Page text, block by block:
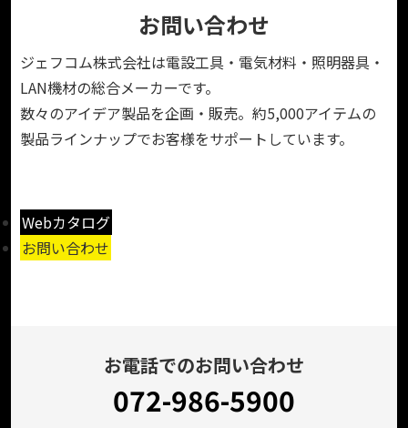
お問い合わせ
ジェフコム株式会社は電設工具・電気材料・照明器具・
LAN機材の総合メーカーです。
数々のアイデア製品を企画・販売。約5,000アイテムの
製品ラインナップでお客様をサポートしています。
Webカタログ
お問い合わせ
お電話でのお問い合わせ
072-986-5900